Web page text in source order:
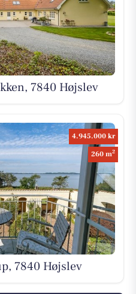
7840 Højslev
4.945.000 kr
260 m2
7840 Højslev